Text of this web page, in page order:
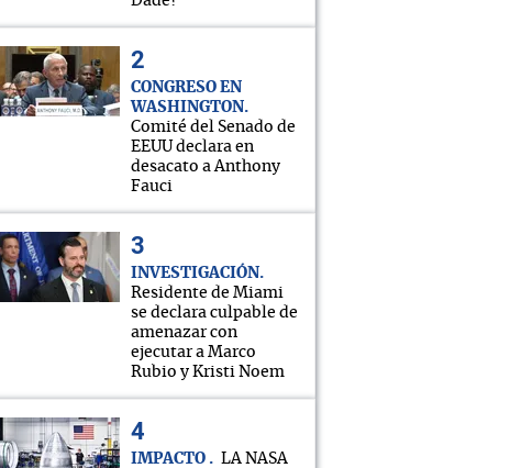
CONGRESO EN
WASHINGTON
Comité del Senado de
EEUU declara en
desacato a Anthony
Fauci
INVESTIGACIÓN
Residente de Miami
se declara culpable de
amenazar con
ejecutar a Marco
Rubio y Kristi Noem
IMPACTO
LA NASA